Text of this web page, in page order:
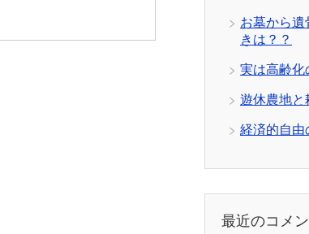
お墓から
きは？？
実は高齢
遊休農地と
経済的自由
最近のコメ